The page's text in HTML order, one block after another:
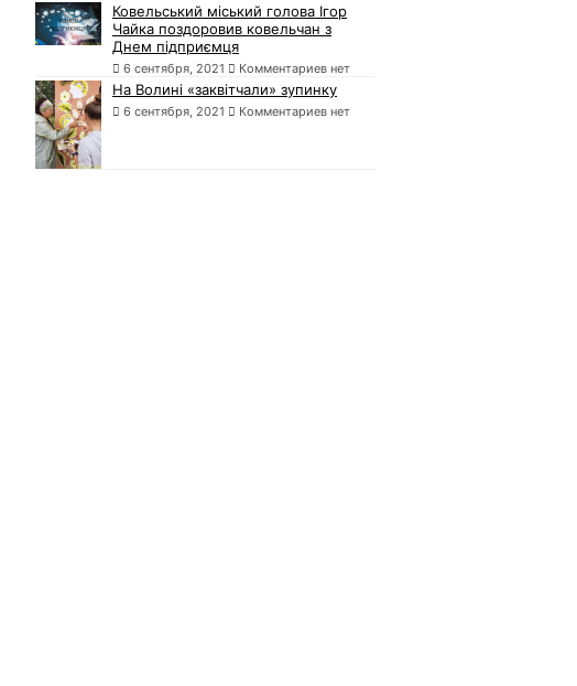
Ковельський міський голова Ігор
Чайка поздоровив ковельчан з
Днем підприємця
6 сентября, 2021 Комментариев нет
На Волині «заквітчали» зупинку
6 сентября, 2021 Комментариев нет